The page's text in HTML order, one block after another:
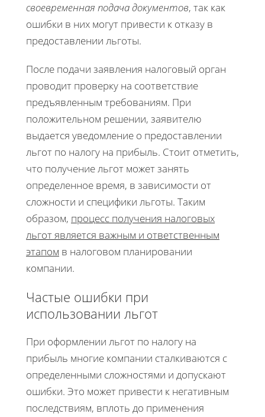
своевременная подача документов, так как
ошибки в них могут привести к отказу в
предоставлении льготы.
После подачи заявления налоговый орган
проводит проверку на соответствие
предъявленным требованиям. При
положительном решении, заявителю
выдается уведомление о предоставлении
льгот по налогу на прибыль. Стоит отметить,
что получение льгот может занять
определенное время, в зависимости от
сложности и специфики льготы. Таким
образом, процесс получения налоговых
льгот является важным и ответственным
этапом в налоговом планировании
компании.
Частые ошибки при
использовании льгот
При оформлении льгот по налогу на
прибыль многие компании сталкиваются с
определенными сложностями и допускают
ошибки. Это может привести к негативным
последствиям, вплоть до применения